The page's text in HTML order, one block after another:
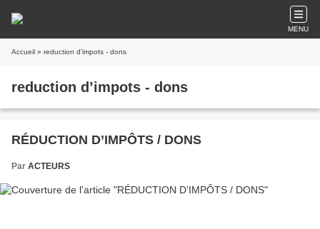
MENU
Accueil » reduction d’impots - dons
reduction d’impots - dons
RÉDUCTION D’IMPÔTS / DONS
Par ACTEURS